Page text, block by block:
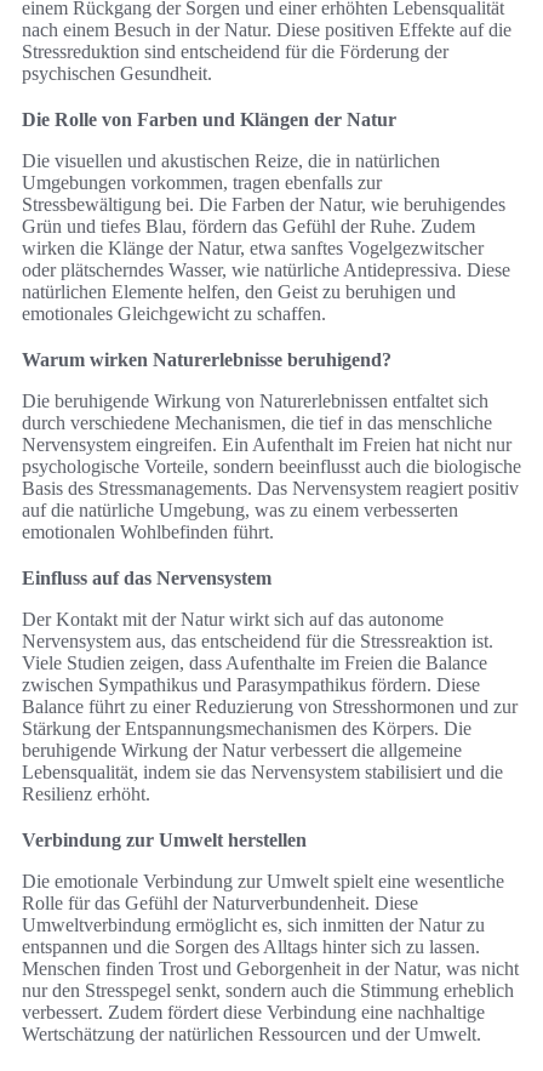
einem Rückgang der Sorgen und einer erhöhten Lebensqualität
nach einem Besuch in der Natur. Diese positiven Effekte auf die
Stressreduktion sind entscheidend für die Förderung der
psychischen Gesundheit.
Die Rolle von Farben und Klängen der Natur
Die visuellen und akustischen Reize, die in natürlichen
Umgebungen vorkommen, tragen ebenfalls zur
Stressbewältigung bei. Die Farben der Natur, wie beruhigendes
Grün und tiefes Blau, fördern das Gefühl der Ruhe. Zudem
wirken die Klänge der Natur, etwa sanftes Vogelgezwitscher
oder plätscherndes Wasser, wie natürliche Antidepressiva. Diese
natürlichen Elemente helfen, den Geist zu beruhigen und
emotionales Gleichgewicht zu schaffen.
Warum wirken Naturerlebnisse beruhigend?
Die beruhigende Wirkung von Naturerlebnissen entfaltet sich
durch verschiedene Mechanismen, die tief in das menschliche
Nervensystem eingreifen. Ein Aufenthalt im Freien hat nicht nur
psychologische Vorteile, sondern beeinflusst auch die biologische
Basis des Stressmanagements. Das Nervensystem reagiert positiv
auf die natürliche Umgebung, was zu einem verbesserten
emotionalen Wohlbefinden führt.
Einfluss auf das Nervensystem
Der Kontakt mit der Natur wirkt sich auf das autonome
Nervensystem aus, das entscheidend für die Stressreaktion ist.
Viele Studien zeigen, dass Aufenthalte im Freien die Balance
zwischen Sympathikus und Parasympathikus fördern. Diese
Balance führt zu einer Reduzierung von Stresshormonen und zur
Stärkung der Entspannungsmechanismen des Körpers. Die
beruhigende Wirkung der Natur verbessert die allgemeine
Lebensqualität, indem sie das Nervensystem stabilisiert und die
Resilienz erhöht.
Verbindung zur Umwelt herstellen
Die emotionale Verbindung zur Umwelt spielt eine wesentliche
Rolle für das Gefühl der Naturverbundenheit. Diese
Umweltverbindung ermöglicht es, sich inmitten der Natur zu
entspannen und die Sorgen des Alltags hinter sich zu lassen.
Menschen finden Trost und Geborgenheit in der Natur, was nicht
nur den Stresspegel senkt, sondern auch die Stimmung erheblich
verbessert. Zudem fördert diese Verbindung eine nachhaltige
Wertschätzung der natürlichen Ressourcen und der Umwelt.